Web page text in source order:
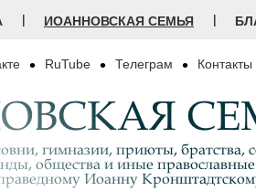
| ИОАННОВСКАЯ СЕМЬЯ |
RuTube Телеграм Контакты
гимназии, приюты, братства,
общества и иные
Иоанну